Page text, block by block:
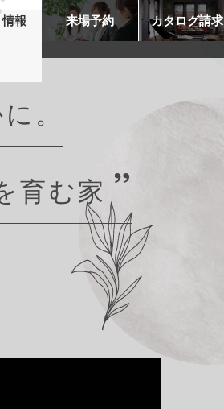
報 来場予約 カタログ請求
。
育む家